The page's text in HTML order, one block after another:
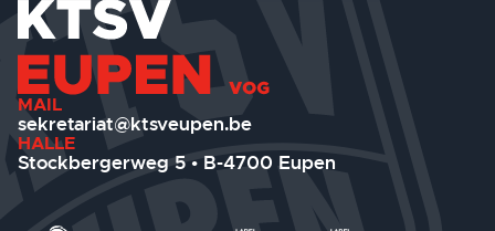
MAIL
sekretariat@ktsveupen.be
HALLE
Stockbergerweg 5 • B-4700 Eupen